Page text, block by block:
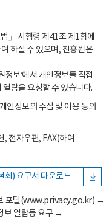
」 시행령 제41조 제1항에
하실 수 있으며, 진흥원은
정보’에서 개인정보를 직접
열람을 요청할 수 있습니다.
인정보의 수집 및 이용 동의
, 전자우편, FAX)하여
회) 요구서 다운로드
포털(www.privacy.go.kr) →
보 열람등 요구 →